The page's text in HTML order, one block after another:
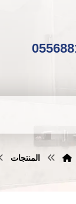
المنتجات